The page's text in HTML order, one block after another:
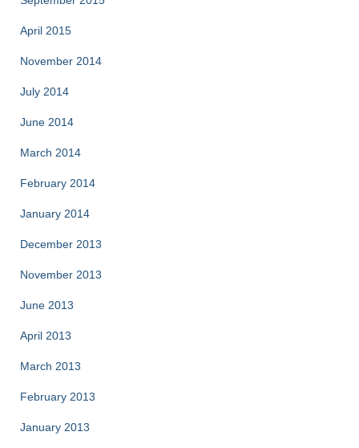
April 2015
November 2014
July 2014
June 2014
March 2014
February 2014
January 2014
December 2013
November 2013
June 2013
April 2013
March 2013
February 2013
January 2013